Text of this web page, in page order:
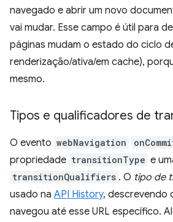
navegado e abrir um novo
vai mudar. Esse campo é útil para
páginas mudam o estado do ciclo
renderização/ativa/em cache),
mesmo.
Tipos e qualificadores de
O evento webNavigation
propriedade transitionType e
transitionQualifiers . O tipo de
usado na API History, descrevendo
navegou até esse URL específico.